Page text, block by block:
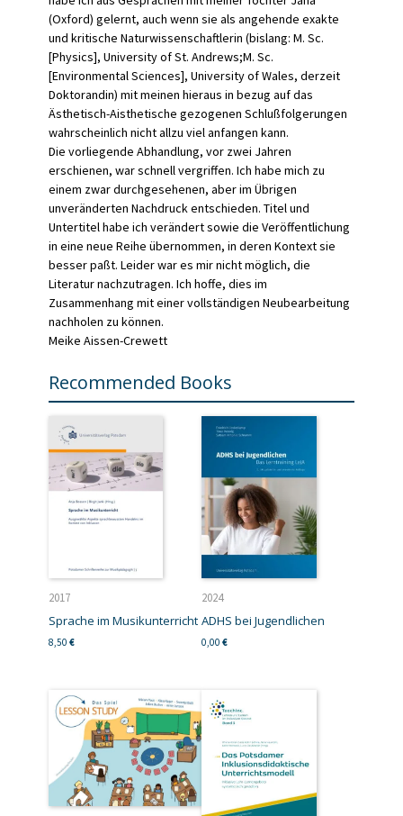
(Oxford) gelernt, auch wenn sie als angehende exakte
und kritische Naturwissenschaft­lerin (bislang: M. Sc.
[Physics], University of St. Andrews;M. Sc.
[Environmental Sciences], University of Wales, derzeit
Dokto­randin) mit meinen hieraus in bezug auf das
Ästhetisch-Aisthe­tische gezogenen Schlußfolgerungen
wahrscheinlich nicht allzu viel anfangen kann.
Die vorliegende Abhandlung, vor zwei Jahren
erschienen, war schnell vergriffen. Ich habe mich zu
einem zwar durchgesehenen, aber im Übrigen
unveränderten Nachdruck entschieden. Titel und
Untertitel habe ich verändert sowie die Veröffentlichung
in eine neue Reihe übernommen, in deren Kontext sie
besser paßt. Leider war es mir nicht möglich, die
Literatur nachzutragen. Ich hoffe, dies im
Zusammenhang mit einer vollständigen Neubearbeitung
nachholen zu können.
Meike Aissen-Crewett
Recommended Books
2017
Sprache im Musikunterricht
8,50 €
2024
ADHS bei Jugendlichen
0,00 €